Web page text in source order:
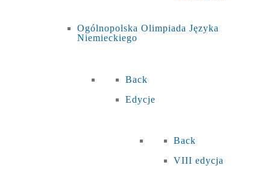
Ogólnopolska Olimpiada Języka
Niemieckiego
Back
Edycje
Back
VIII edycja